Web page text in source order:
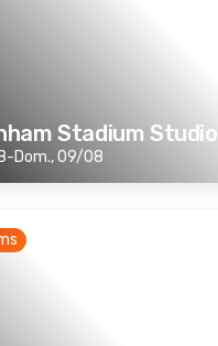
Stadium Studio
Dom., 09/08